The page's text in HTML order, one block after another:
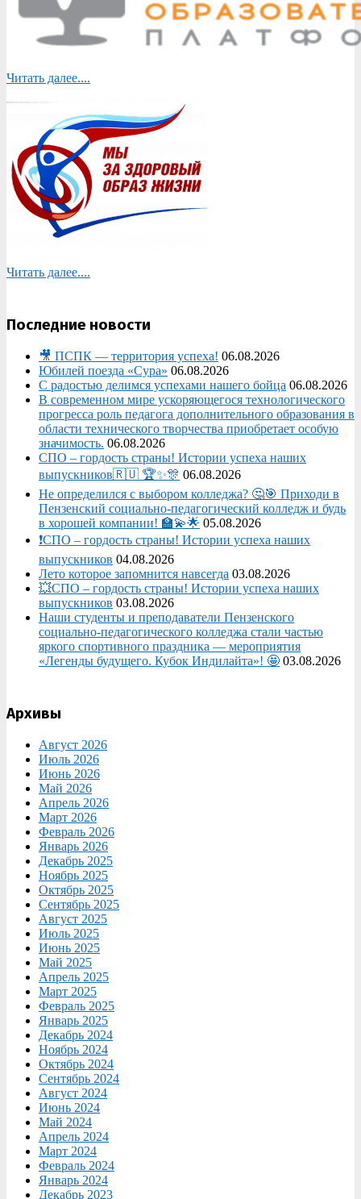
Читать далее....
Читать далее....
Последние новости
🎥 ПСПК — территория успеха! 06.08.2026
Юбилей поезда «Сура» 06.08.2026
С радостью делимся успехами нашего бойца 06.08.2026
В современном мире ускоряющегося технологического
прогресса роль педагога дополнительного образования в
области технического творчества приобретает особую
значимость. 06.08.2026
СПО – гордость страны! Истории успеха наших
выпускников🇷🇺 🏆✨🎊 06.08.2026
Не определился с выбором колледжа? 🤔🎯 Приходи в
Пензенский социально-педагогический колледж и будь
в хорошей компании! 🏫💫🌟 05.08.2026
❗СПО – гордость страны! Истории успеха наших
выпускников 04.08.2026
Лето которое запомнится навсегда 03.08.2026
💥СПО – гордость страны! Истории успеха наших
выпускников 03.08.2026
Наши студенты и преподаватели Пензенского
социально‑педагогического колледжа стали частью
яркого спортивного праздника — мероприятия
«Легенды будущего. Кубок Индилайта»! 🤩 03.08.2026
Архивы
Август 2026
Июль 2026
Июнь 2026
Май 2026
Апрель 2026
Март 2026
Февраль 2026
Январь 2026
Декабрь 2025
Ноябрь 2025
Октябрь 2025
Сентябрь 2025
Август 2025
Июль 2025
Июнь 2025
Май 2025
Апрель 2025
Март 2025
Февраль 2025
Январь 2025
Декабрь 2024
Ноябрь 2024
Октябрь 2024
Сентябрь 2024
Август 2024
Июнь 2024
Май 2024
Апрель 2024
Март 2024
Февраль 2024
Январь 2024
Декабрь 2023